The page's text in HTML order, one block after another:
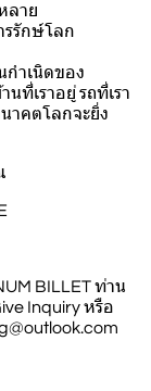
ลาย
รรักษ์โลก
กำเนิดของ
ที่เราอยู่ รถที่เรา
าคตโลกจะยิ่ง
BILLET ท่าน
Inquiry หรือ